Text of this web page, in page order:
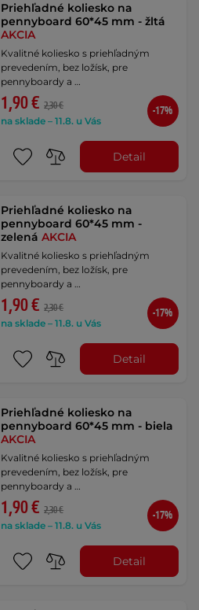
Priehľadné koliesko na
pennyboard 60*45 mm - žltá
AKCIA
Kvalitné koliesko s priehľadným
prevedením, bez ložísk, pre
pennyboardy a …
1,90 € 2,30 €
na sklade – 11.8. u Vás
-17%
Detail
Priehľadné koliesko na
pennyboard 60*45 mm -
zelenáAKCIA
Kvalitné koliesko s priehľadným
prevedením, bez ložísk, pre
pennyboardy a …
1,90 € 2,30 €
na sklade – 11.8. u Vás
-17%
Detail
Priehľadné koliesko na
pennyboard 60*45 mm - biela
AKCIA
Kvalitné koliesko s priehľadným
prevedením, bez ložísk, pre
pennyboardy a …
1,90 € 2,30 €
na sklade – 11.8. u Vás
-17%
Detail